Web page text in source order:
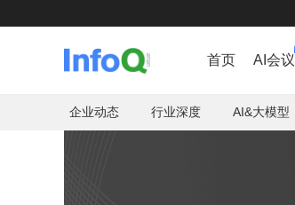
首页 AI会议
企业动态 行业深度 AI&大模型